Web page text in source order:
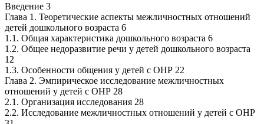
Введение 3
Глава 1. Теоретические аспекты межличностных отношений
детей дошкольного возраста 6
1.1. Общая характеристика дошкольного возраста 6
1.2. Общее недоразвитие речи у детей дошкольного возраста
12
1.3. Особенности общения у детей с ОНР 22
Глава 2. Эмпирическое исследование межличностных
отношений у детей с ОНР 28
2.1. Организация исследования 28
2.2. Исследование межличностных отношений у детей с ОНР